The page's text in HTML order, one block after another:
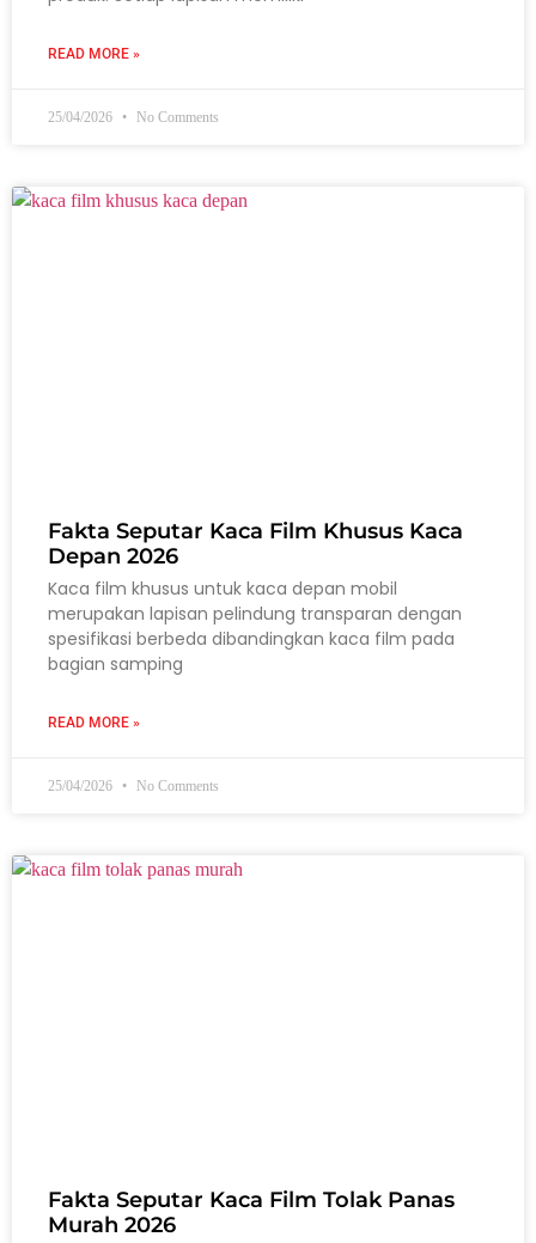
READ MORE »
25/04/2026 No Comments
Fakta Seputar Kaca Film Khusus Kaca
Depan 2026
Kaca film khusus untuk kaca depan mobil
merupakan lapisan pelindung transparan dengan
spesifikasi berbeda dibandingkan kaca film pada
bagian samping
READ MORE »
25/04/2026 No Comments
Fakta Seputar Kaca Film Tolak Panas
Murah 2026